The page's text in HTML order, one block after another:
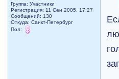
Группа: Участники
Регистрация: 11 Сен 2005, 17:27
Сообщений: 130
Откуда: Санкт-Петербург
Пол: